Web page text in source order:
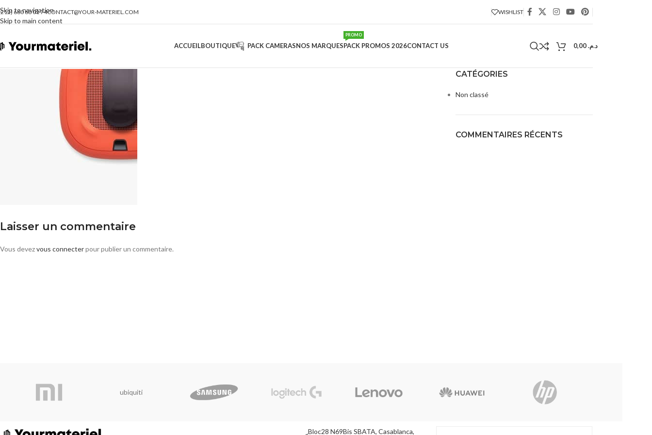
Skip to navigation
Skip to main content
660 68 01 74CONTACT@YOUR-MATERIEL.COM WISHLIST
ACCUEILBOUTIQUE PACK CAMERASNOS MARQUESPACK PROMOS 2026
PROMO
CONTACT US د.م.
Laisser un commentaire
Vous devezvous connecterpour publier un commentaire.
CATÉGORIES
Non classé
COMMENTAIRES RÉCENTS
ubiquiti
Bloc28 N69Bis SBATA, Casablanca,